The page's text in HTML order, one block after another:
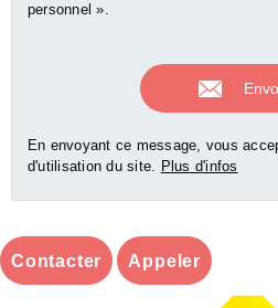
personnel ».
En envoyant ce message, vous
d'utilisation du site. Plus d'infos
Contacter Appeler